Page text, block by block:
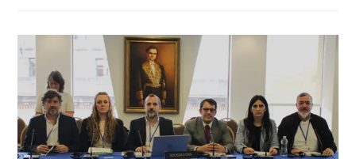
Niño»
Creando
«Unidad
Gestión»
Para
Proteger
El
Territorio
Pampeano